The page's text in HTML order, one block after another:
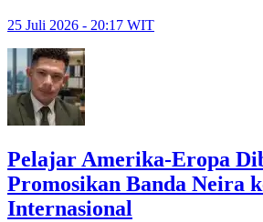
25 Juli 2026 - 20:17 WIT
Pelajar Amerika-Eropa
Promosikan Banda Neira
Internasional